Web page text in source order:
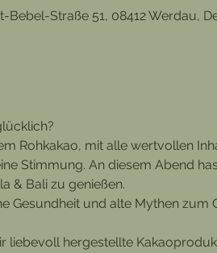
Straße 51, 08412 Werdau,
Rohkakao, mit alle wertvollen
Stimmung. An diesem Abend
& Bali zu genießen.
Gesundheit und alte Mythen zum
liebevoll hergestellte